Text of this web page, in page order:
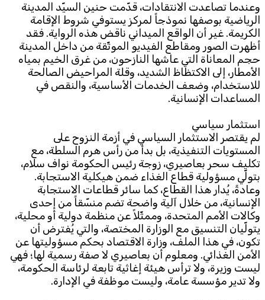
وعندما تصاعدت الانتقادات، قدّمت حنين السيّد المدينة
الرياضية بوصفها نموذجاً لمركز يستوفي شروط الإقامة
الكريمة. غير أن الواقع الميداني ناقض هذه الرواية. فقد
أظهرت الصور ومقاطع الفيديو الموثّقة من داخل المدينة
حجم المعاناة التي عاشها النازحون، من غرق الخيم بمياه
الأمطار، إلى الاكتظاظ الشديد، وقلة المراحيض الصالحة
للاستخدام، وضعف الخدمات الأساسية، والنقص في
المساعدات الإنسانية.
استثمار سياسي
لم يقتصر الاستثمار السياسي في أزمة النزوح على
المستويات التنفيذية، بل بدأ من رأس هرم السلطة، مع
تكليف سحر بعاصيري، زوجة رئيس الحكومة نواف سلام،
بتولّي مسؤولية قطاع الغذاء ضمن هيكلية الاستجابة.
وعادةً، يُدار هذا القطاع، كما سائر قطاعات الاستجابة
الإنسانية، من خلال آلية واضحة تضم منسّقاً من إحدى
وكالات الأمم المتحدة، وممثّلاً عن منظمة دولية أو محلية،
يتولّيان التنسيق مع الوزارة المختصة، والتي يُفترض أن
تكون، في هذا الملف، وزارة الاقتصاد بحكم مسؤوليتها عن
الأمن الغذائي. ومعلوم أن بعاصيري لا صفة رسمية لها؛ فهي
ليست وزيرة، ولا ترأس هيئة إغاثية تابعة لرئاسة الحكومة،
ولا تدير مؤسسة عامة، وليست موظفة في الإدارة.